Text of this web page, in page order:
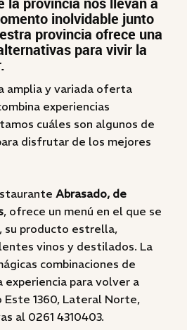
inolvidable junto
provincia ofrece una
para vivir la
amplia y variada oferta
experiencias
cuáles son algunos de
disfrutar de los mejores
Abrasado, de
, ofrece un menú en el que se
su producto estrella,
vinos y destilados. La
combinaciones de
experiencia para volver a
Este 1360, Lateral Norte,
al 0261 4310403.